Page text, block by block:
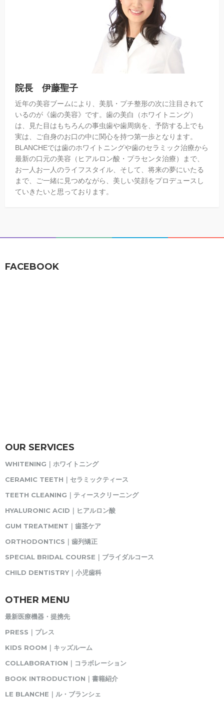
院長 伊藤聖子
近年の美容ブームにより、美肌・プチ整形の次に注目されて
いるのが《歯の美容》です。歯の美白（ホワイトニング）
は、見た目はもちろんの事虫歯や歯周病を、予防する上でも
実は、ご自身のお口の中に関心を持つ第一歩となります。
BLANCHEでは歯のホワイトニングや歯のセラミック治療から
最新の口元の美容（ヒアルロン酸・プラセンタ治療）まで、
お一人お一人のライフスタイル、そして、将来の夢にいたる
まで、ご一緒に見つめながら、美しい笑顔をプロデュースし
ていきたいと思っております。
FACEBOOK
OUR SERVICES
WHITENING｜ホワイトニング
CERAMIC TEETH｜セラミックティース
TEETH CLEANING｜ティースクリーニング
HYALURONIC ACID｜ヒアルロン酸
GUM TREATMENT｜歯茎ケア
ORTHODONTICS｜歯列矯正
SPECIAL BRIDAL COURSE｜ブライダルコース
CHILD DENTISTRY｜小児歯科
OTHER MENU
最新医療機器・提携先
PRESS｜プレス
KIDS ROOM｜キッズルーム
COLLABORATION｜コラボレーション
BOOK INTRODUCTION｜書籍紹介
LE BLANCHE｜ル・ブランシェ